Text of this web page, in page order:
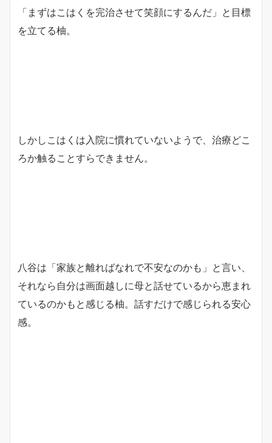
「まずはこはくを完治させて笑顔にするんだ」と目標
を立てる柚。
しかしこはくは入院に慣れていないようで、治療どこ
ろか触ることすらできません。
八谷は「家族と離ればなれで不安なのかも」と言い、
それなら自分は画面越しに母と話せているから恵まれ
ているのかもと感じる柚。話すだけで感じられる安心
感。